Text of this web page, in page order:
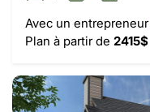
Avec un entrepreneur
Plan à partir de 2415$